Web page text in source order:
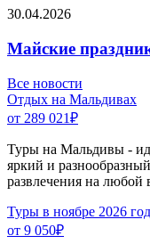
30.04.2026
Майские
Все новости
Отдых на Мальдивах
от 289 021₽
Туры на Мальдивы -
яркий и
развлечения на любой
Туры в ноябре 2026
от 9 050₽